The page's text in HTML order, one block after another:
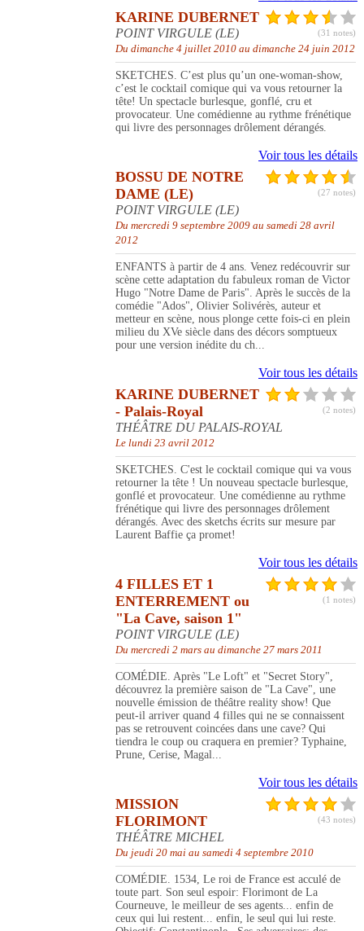
(31 notes)
KARINE DUBERNET
POINT VIRGULE (LE)
Du dimanche 4 juillet 2010 au dimanche 24 juin 2012
SKETCHES. C’est plus qu’un one-woman-show,
c’est le cocktail comique qui va vous retourner la
tête! Un spectacle burlesque, gonflé, cru et
provocateur. Une comédienne au rythme frénétique
qui livre des personnages drôlement dérangés.
Voir tous les détails
(27 notes)
BOSSU DE NOTRE
DAME (LE)
POINT VIRGULE (LE)
Du mercredi 9 septembre 2009 au samedi 28 avril
2012
ENFANTS à partir de 4 ans. Venez redécouvrir sur
scène cette adaptation du fabuleux roman de Victor
Hugo "Notre Dame de Paris". Après le succès de la
comédie "Ados", Olivier Solivérès, auteur et
metteur en scène, nous plonge cette fois-ci en plein
milieu du XVe siècle dans des décors somptueux
pour une version inédite du ch...
Voir tous les détails
(2 notes)
KARINE DUBERNET
- Palais-Royal
THÉÂTRE DU PALAIS-ROYAL
Le lundi 23 avril 2012
SKETCHES. C'est le cocktail comique qui va vous
retourner la tête ! Un nouveau spectacle burlesque,
gonflé et provocateur. Une comédienne au rythme
frénétique qui livre des personnages drôlement
dérangés. Avec des sketchs écrits sur mesure par
Laurent Baffie ça promet!
Voir tous les détails
(1 notes)
4 FILLES ET 1
ENTERREMENT ou
"La Cave, saison 1"
POINT VIRGULE (LE)
Du mercredi 2 mars au dimanche 27 mars 2011
COMÉDIE. Après "Le Loft" et "Secret Story",
découvrez la première saison de "La Cave", une
nouvelle émission de théâtre reality show! Que
peut-il arriver quand 4 filles qui ne se connaissent
pas se retrouvent coincées dans une cave? Qui
tiendra le coup ou craquera en premier? Typhaine,
Prune, Cerise, Magal...
Voir tous les détails
(43 notes)
MISSION
FLORIMONT
THÉÂTRE MICHEL
Du jeudi 20 mai au samedi 4 septembre 2010
COMÉDIE. 1534, Le roi de France est acculé de
toute part. Son seul espoir: Florimont de La
Courneuve, le meilleur de ses agents... enfin de
ceux qui lui restent... enfin, le seul qui lui reste.